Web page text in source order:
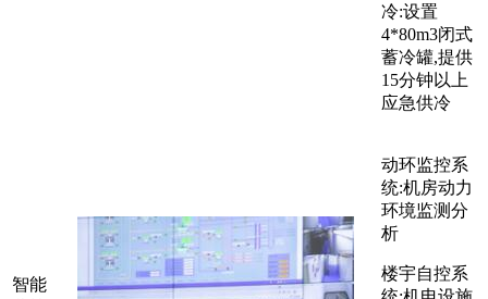
冷:设置
4*80m3闭式
蓄冷罐,提供
15分钟以上
应急供冷
智能
动环监控系
统:机房动力
环境监测分
析
楼宇自控系